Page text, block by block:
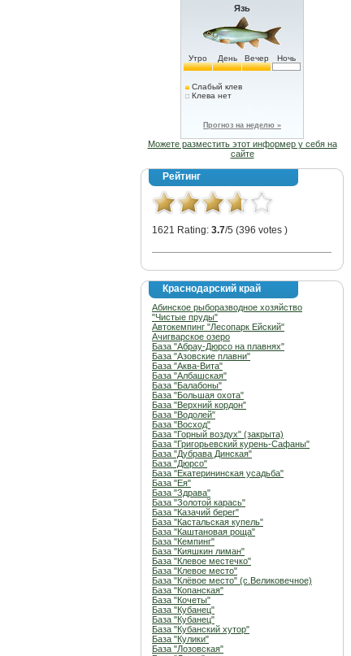
Язь
Утро День Вечер Ночь
Слабый клев
Клева нет
Прогноз на неделю »
Можете разместить этот информер у себя на
сайте
Рейтинг
1621 Rating: 3.7/5 (396 votes )
Краснодарский край
Абинское рыборазводное хозяйство
"Чистые пруды"
Автокемпинг "Лесопарк Ейский"
Ачигварское озеро
База "Абрау-Дюрсо на плавнях"
База "Азовские плавни"
База "Аква-Вита"
База "Албашская"
База "Балабоны"
База "Большая охота"
База "Верхний кордон"
База "Водолей"
База "Восход"
База "Горный воздух" (закрыта)
База "Григорьевский курень-Сафаны"
База "Дубрава Динская"
База "Дюрсо"
База "Екатерининская усадьба"
База "Ея"
База "Здрава"
База "Золотой карась"
База "Казачий берег"
База "Кастальская купель"
База "Каштановая роща"
База "Кемпинг"
База "Кияшкин лиман"
База "Клевое местечко"
База "Клевое место"
База "Клёвое место" (с.Великовечное)
База "Копанская"
База "Кочеты"
База "Кубанец"
База "Кубанец"
База "Кубанский хутор"
База "Кулики"
База "Лозовская"